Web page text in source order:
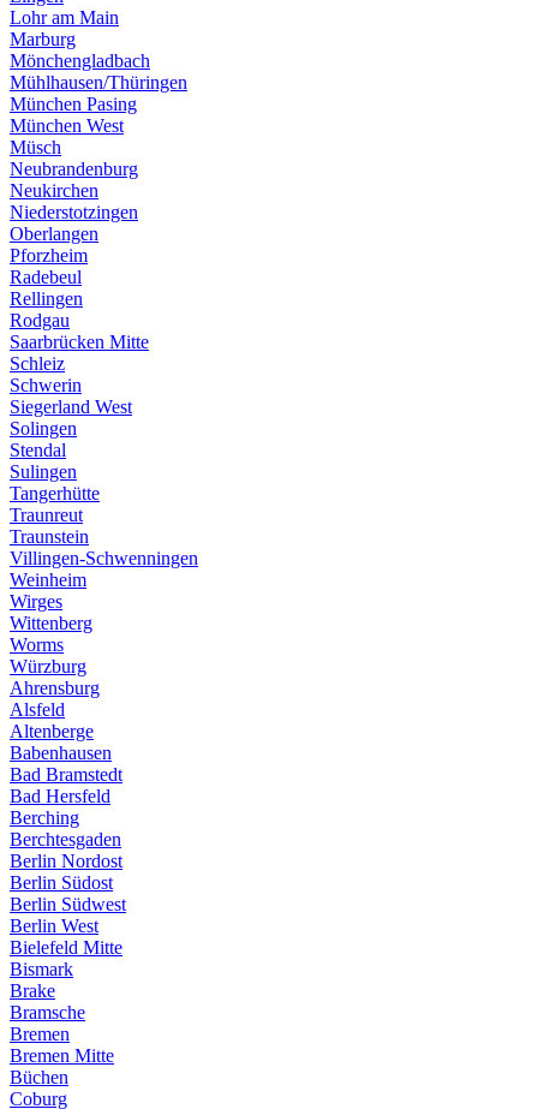
Lohr am Main
Marburg
Mönchengladbach
Mühlhausen/Thüringen
München Pasing
München West
Müsch
Neubrandenburg
Neukirchen
Niederstotzingen
Oberlangen
Pforzheim
Radebeul
Rellingen
Rodgau
Saarbrücken Mitte
Schleiz
Schwerin
Siegerland West
Solingen
Stendal
Sulingen
Tangerhütte
Traunreut
Traunstein
Villingen-Schwenningen
Weinheim
Wirges
Wittenberg
Worms
Würzburg
Ahrensburg
Alsfeld
Altenberge
Babenhausen
Bad Bramstedt
Bad Hersfeld
Berching
Berchtesgaden
Berlin Nordost
Berlin Südost
Berlin Südwest
Berlin West
Bielefeld Mitte
Bismark
Brake
Bramsche
Bremen
Bremen Mitte
Büchen
Coburg